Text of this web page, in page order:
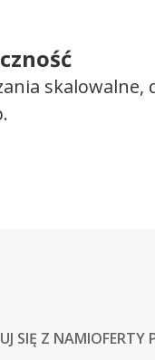
SIĘ Z NAMIOFERTY